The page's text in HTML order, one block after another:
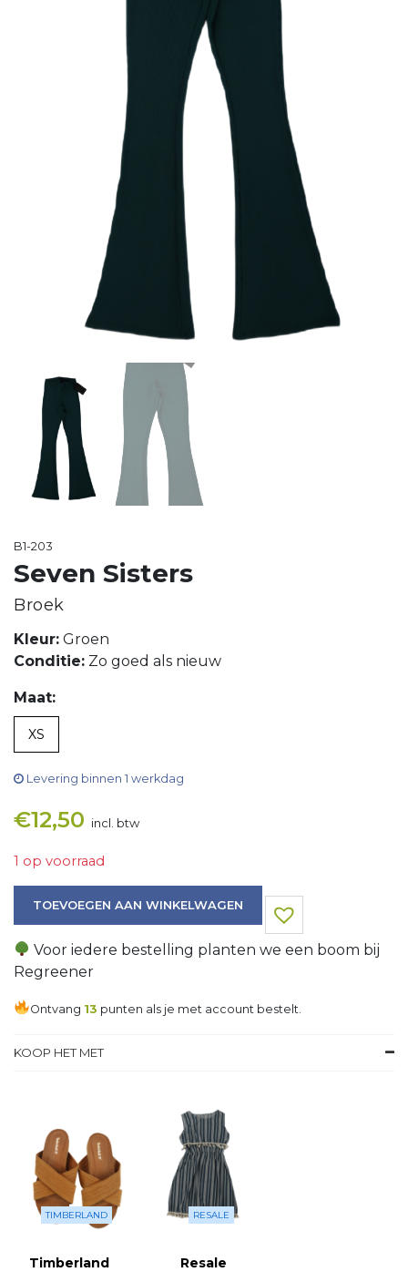
B1-203
Seven Sisters
Broek
Kleur: Groen
Conditie: Zo goed als nieuw
Maat:
XS
Levering binnen 1 werkdag
€12,50 incl. btw
1 op voorraad
TOEVOEGEN AAN WINKELWAGEN
Voor iedere bestelling planten we een boom bij
Regreener
Ontvang 13 punten als je met account bestelt.
KOOP HET MET
TIMBERLAND
Timberland
RESALE
Resale